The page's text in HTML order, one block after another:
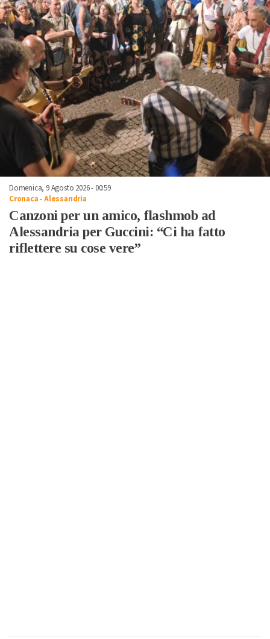
Domenica, 9 Agosto 2026 - 00:59
Cronaca-Alessandria
Canzoni per un amico, flashmob ad
Alessandria per Guccini: “Ci ha fatto
riflettere su cose vere”